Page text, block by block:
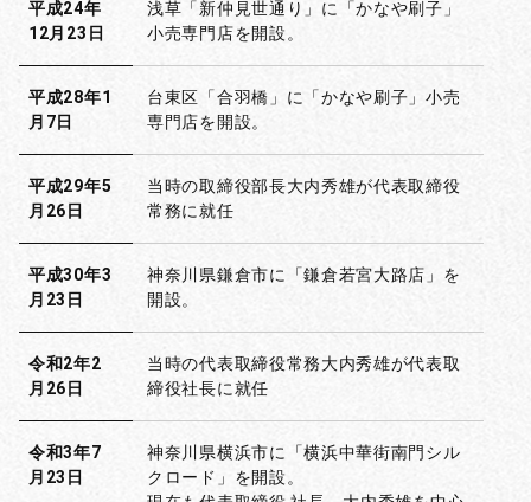
平成24年
12月23日
浅草「新仲見世通り」に「かなや刷子」
小売専門店を開設。
平成28年1
月7日
台東区「合羽橋」に「かなや刷子」小売
専門店を開設。
平成29年5
月26日
当時の取締役部長大内秀雄が代表取締役
常務に就任
平成30年3
月23日
神奈川県鎌倉市に「鎌倉若宮大路店」を
開設。
令和2年2
月26日
当時の代表取締役常務大内秀雄が代表取
締役社長に就任
令和3年7
月23日
神奈川県横浜市に「横浜中華街南門シル
クロード」を開設。